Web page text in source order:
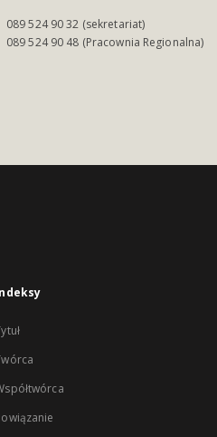
089 524 90 32 (sekretariat)
089 524 90 48 (Pracownia Regionalna)